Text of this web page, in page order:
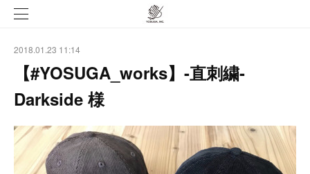
2018.01.23 11:14
【#YOSUGA_works】-直刺繍-
Darkside 様